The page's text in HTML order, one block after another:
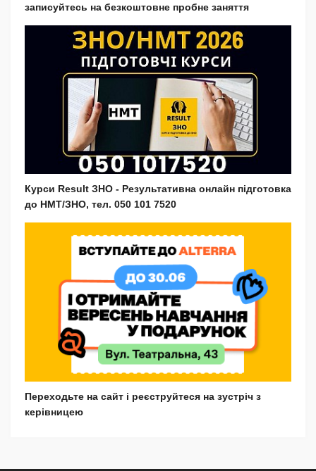
записуйтесь на безкоштовне пробне заняття
Курси Result ЗНО - Результативна онлайн підготовка
до НМТ/ЗНО, тел. 050 101 7520
Переходьте на сайт і реєструйтеся на зустріч з
керівницею